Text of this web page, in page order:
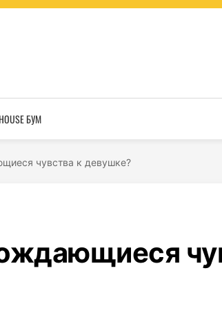
БУМ
чувства к девушке?